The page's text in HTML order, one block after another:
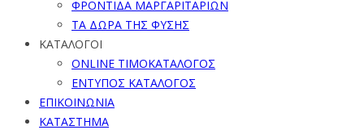
ΦΡΟΝΤΙΔΑ ΜΑΡΓΑΡΙΤΑΡΙΩΝ
ΤΑ ΔΩΡΑ ΤΗΣ ΦΥΣΗΣ
ΚΑΤΑΛΟΓΟΙ
ONLINE ΤΙΜΟΚΑΤΑΛΟΓΟΣ
ΕΝΤΥΠΟΣ ΚΑΤΑΛΟΓΟΣ
ΕΠΙΚΟΙΝΩΝΙΑ
ΚΑΤΑΣΤΗΜΑ